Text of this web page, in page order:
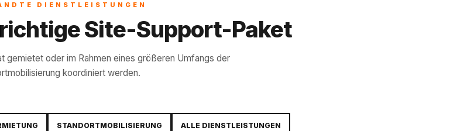
DIENSTLEISTUNGEN
Site-Support-Paket
gemietet oder im Rahmen eines größeren Umfangs der
koordiniert werden.
STANDORTMOBILISIERUNG ALLE DIENSTLEISTUNGEN